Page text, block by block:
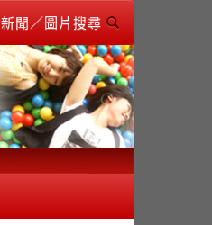
新聞／圖片搜尋